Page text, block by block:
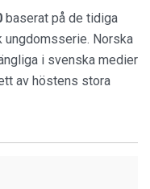
baserat på de tidiga
ungdomsserie. Norska
i svenska medier
av höstens stora